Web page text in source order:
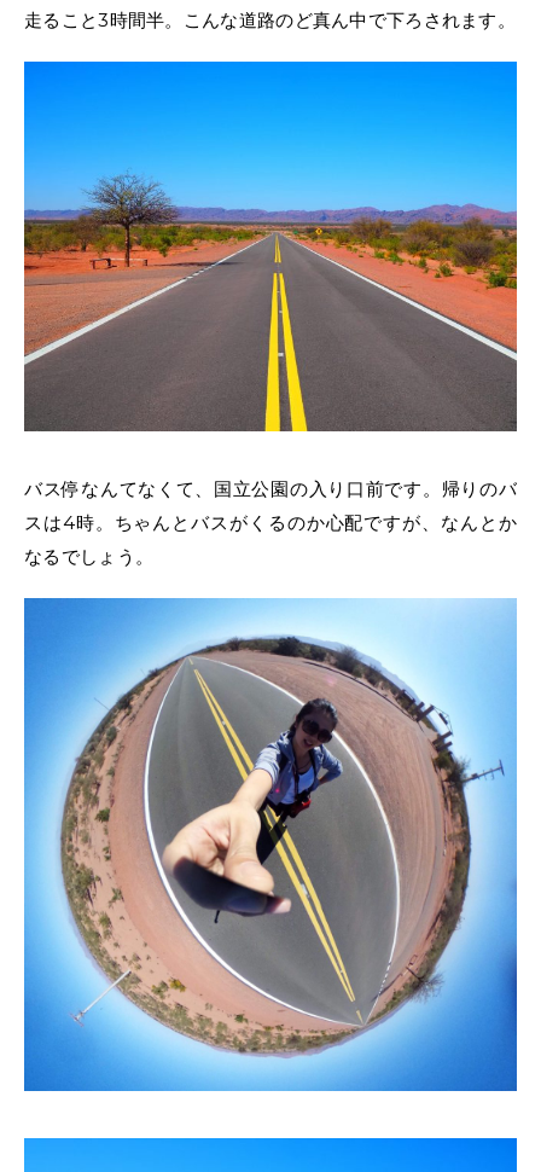
走ること3時間半。こんな道路のど真ん中で下ろされます。
バス停なんてなくて、国立公園の入り口前です。帰りのバ
スは4時。ちゃんとバスがくるのか心配ですが、なんとか
なるでしょう。